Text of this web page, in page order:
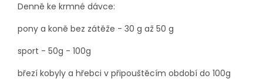
Denně ke krmné dávce:
pony a koně bez zátěže - 30 g až 50 g
sport - 50g - 100g
březí kobyly a hřebci v připouštěcím období do 100g